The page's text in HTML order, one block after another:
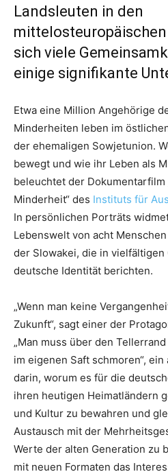
Landsleuten in den
sich viele
einige signifikante
Etwa eine Million Angehörige
Minderheiten leben im
der ehemaligen Sowjetunion.
bewegt und wie ihr Leben als
beleuchtet der
Minderheit“ des Instituts für
In persönlichen Porträts
Lebenswelt von acht
der Slowakei, die in
deutsche Identität berichten.
„Wenn man keine
Zukunft“, sagt einer der
„Man muss über den
im eigenen Saft schmoren“,
darin, worum es für die
ihren heutigen Heimatländern
und Kultur zu bewahren und
Austausch mit der
Werte der alten Generation zu
mit neuen Formaten das